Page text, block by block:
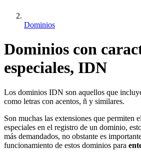
Dominios
Dominios con
especiales, IDN
Los dominios IDN son aquellos que
como letras con acentos, ñ y similares.
Son muchas las extensiones que permiten
especiales en el registro de un dominio,
más demandados, no obstante es
funcionamiento de estos dominios para